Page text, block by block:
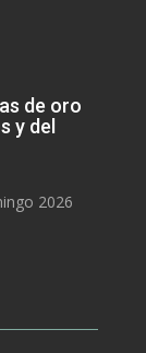
de oro
y del
2026